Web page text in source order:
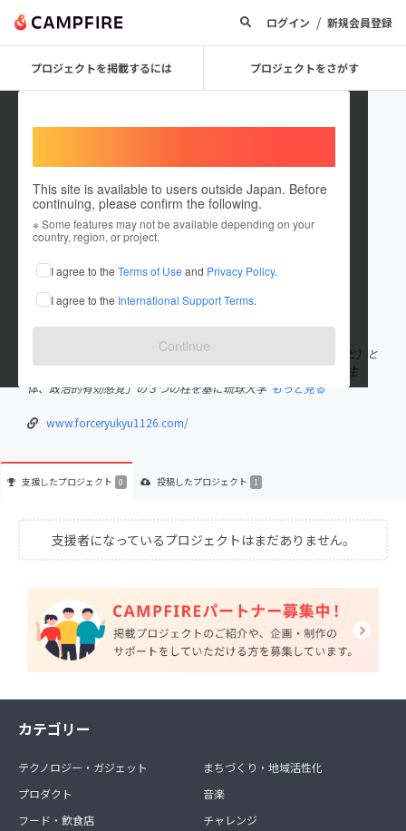
ログイン / 新規会員登録
プロジェクトを掲載するには プロジェクトをさがす
This site is available to users outside Japan. Before
continuing, please confirm the following.
※ Some features may not be available depending on your
country, region, or project.
I agree to the Terms of Use and Privacy Policy.
I agree to the International Support Terms.
Continue
FORCE_ryukyu
これまでに1件のプロジェクトを投稿しています
在住国：日本 現在地：未設定
出身国：日本 出身地：未設定
はじめまして「学生団体FORCE」の代表の小渡宇翔（おど たかと）と
申します。 「学生団体FORCE」は、「地域に根ざした、こどもの主
体、政治的有効感覚」の３つの柱を基に琉球大学 もっと見る
www.forceryukyu1126.com/
支援したプロジェクト 0 投稿したプロジェクト 1
支援者になっているプロジェクトはまだありません。
カテゴリー
テクノロジー・ガジェット
プロダクト
フード・飲食店
まちづくり・地域活性化
音楽
チャレンジ